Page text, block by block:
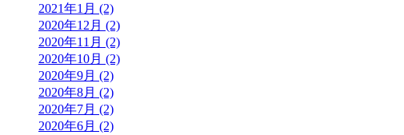
2021年1月 (2)
2020年12月 (2)
2020年11月 (2)
2020年10月 (2)
2020年9月 (2)
2020年8月 (2)
2020年7月 (2)
2020年6月 (2)